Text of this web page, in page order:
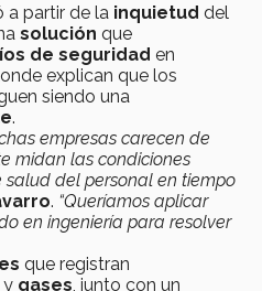
a partir de la inquietud del
solución que
de seguridad en
explican que los
siendo una
.
empresas carecen de
midan las condiciones
del personal en tiempo
. “Queríamos aplicar
en ingeniería para resolver
que registran
y gases , junto con un